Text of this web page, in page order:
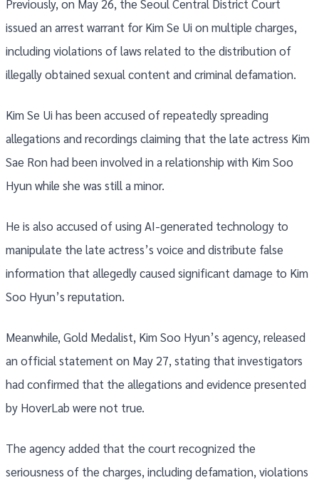
Previously, on May 26, the Seoul Central District Court
issued an arrest warrant for Kim Se Ui on multiple charges,
including violations of laws related to the distribution of
illegally obtained sexual content and criminal defamation.
Kim Se Ui has been accused of repeatedly spreading
allegations and recordings claiming that the late actress Kim
Sae Ron had been involved in a relationship with Kim Soo
Hyun while she was still a minor.
He is also accused of using AI-generated technology to
manipulate the late actress’s voice and distribute false
information that allegedly caused significant damage to Kim
Soo Hyun’s reputation.
Meanwhile, Gold Medalist, Kim Soo Hyun’s agency, released
an official statement on May 27, stating that investigators
had confirmed that the allegations and evidence presented
by HoverLab were not true.
The agency added that the court recognized the
seriousness of the charges, including defamation, violations